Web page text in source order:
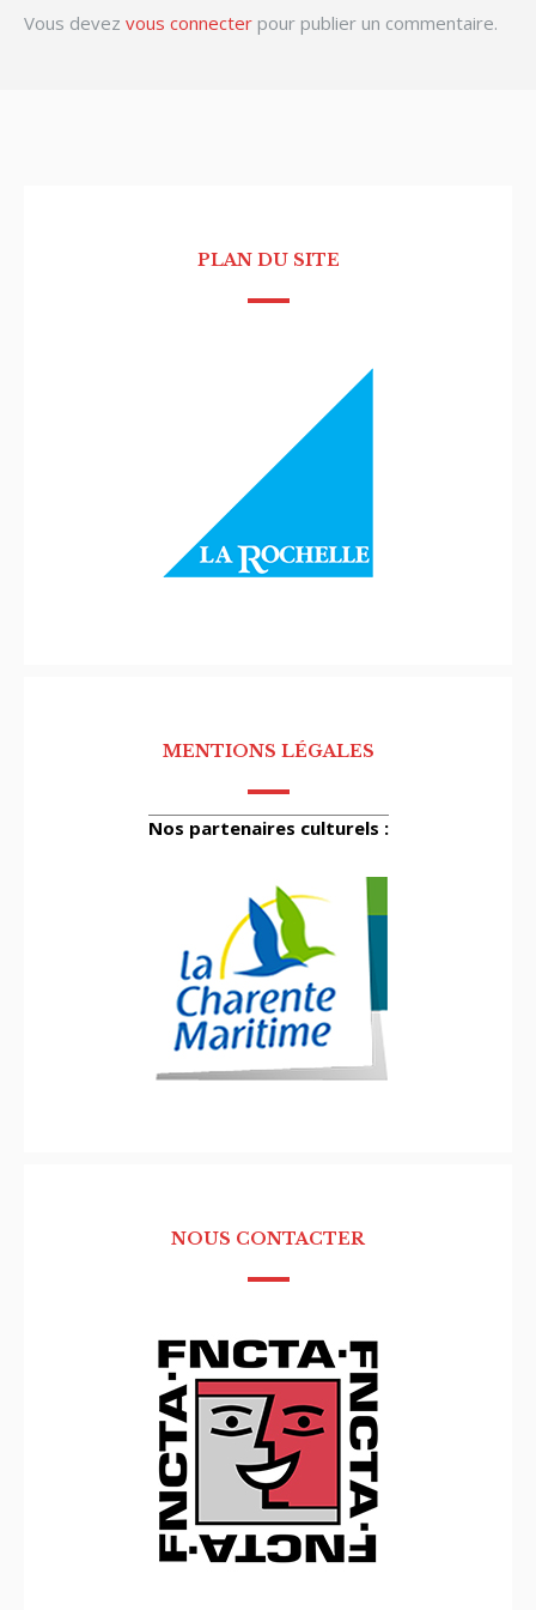
Vous devez vous connecter pour publier un commentaire.
PLAN DU SITE
MENTIONS LÉGALES
Nos partenaires culturels :
NOUS CONTACTER